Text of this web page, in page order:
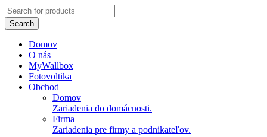
Domov
O nás
MyWallbox
Fotovoltika
Obchod
Domov
Zariadenia do domácnosti.
Firma
Zariadenia pre firmy a podnikateľov.